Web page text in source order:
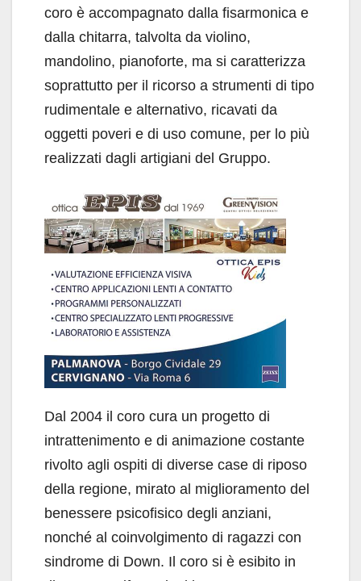
coro è accompagnato dalla fisarmonica e
dalla chitarra, talvolta da violino,
mandolino, pianoforte, ma si caratterizza
soprattutto per il ricorso a strumenti di tipo
rudimentale e alternativo, ricavati da
oggetti poveri e di uso comune, per lo più
realizzati dagli artigiani del Gruppo.
Dal 2004 il coro cura un progetto di
intrattenimento e di animazione costante
rivolto agli ospiti di diverse case di riposo
della regione, mirato al miglioramento del
benessere psicofisico degli anziani,
nonché al coinvolgimento di ragazzi con
sindrome di Down. Il coro si è esibito in